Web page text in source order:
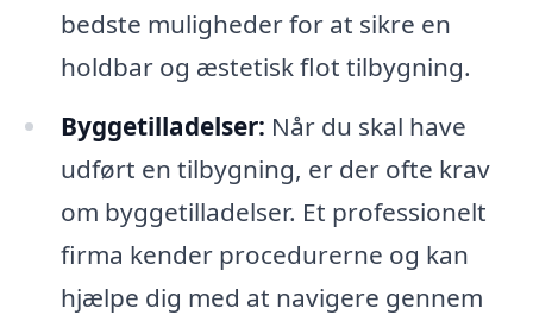
bedste muligheder for at sikre en
holdbar og æstetisk flot tilbygning.
Byggetilladelser: Når du skal have
udført en tilbygning, er der ofte krav
om byggetilladelser. Et professionelt
firma kender procedurerne og kan
hjælpe dig med at navigere gennem